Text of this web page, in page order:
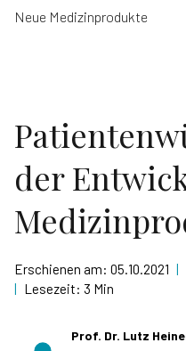
Neue Medizinprodukte
der
Erschienen am: 05.10.2021 |
| Lesezeit: 3 Min
Prof. Dr. Lutz